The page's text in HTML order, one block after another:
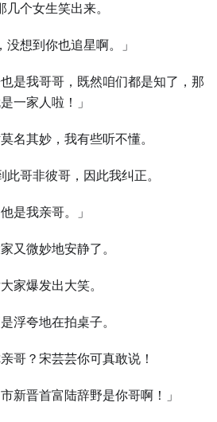
几个女生笑出来。
没想到你也追星啊。」
是我哥哥，既然咱们都是知了，那
一家人啦！」
名其妙，我有些听不懂。
哥非彼哥，因此我纠正。
他是我亲哥。」
又微妙地安静了。
家爆发出大笑。
浮夸地在拍桌子。
哥？宋芸芸你可真敢说！
新晋首富陆辞野是你哥啊！」